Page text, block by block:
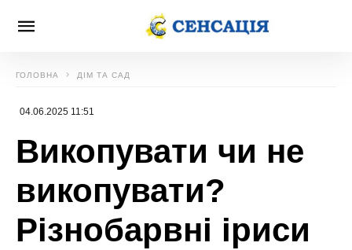
ГОЛОВНА ДІМ ТА САД
04.06.2025 11:51
Викопувати чи не
викопувати?
Різнобарвні іриси